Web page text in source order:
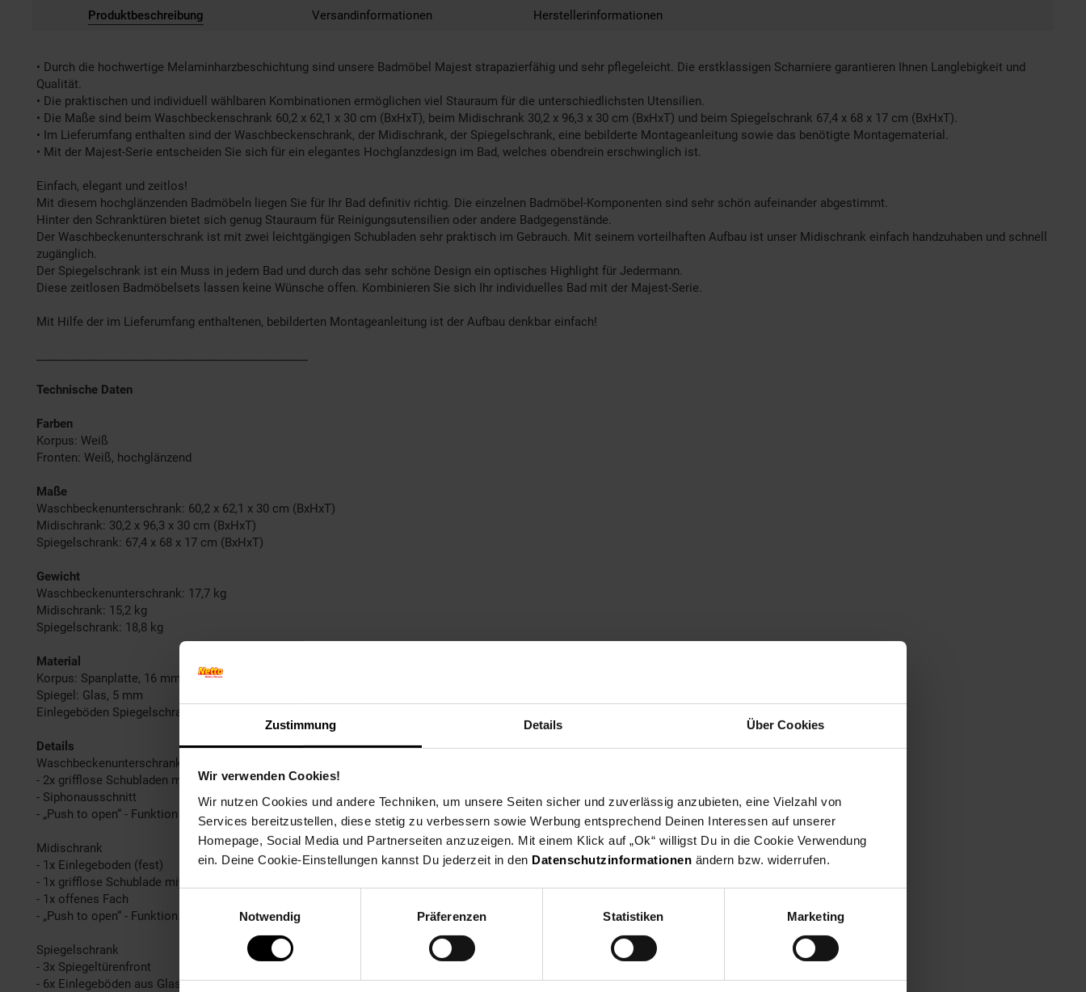
Zustimmung Details Über Cookies
Wir verwenden Cookies!
Wir nutzen Cookies und andere Techniken, um unsere Seiten sicher und zuverlässig anzubieten, eine Vielzahl von
Services bereitzustellen, diese stetig zu verbessern sowie Werbung entsprechend Deinen Interessen auf unserer
Homepage, Social Media und Partnerseiten anzuzeigen. Mit einem Klick auf „Ok“ willigst Du in die Cookie Verwendung
ein. Deine Cookie-Einstellungen kannst Du jederzeit in den Datenschutzinformationen ändern bzw. widerrufen.
Notwendig
Präferenzen Statistiken Marketing
Produktbeschreibung Versandinformationen Herstellerinformationen
• Durch die hochwertige Melaminharzbeschichtung sind unsere Badmöbel Majest strapazierfähig und sehr pflegeleicht. Die erstklassigen Scharniere garantieren Ihnen Langlebigkeit und
Qualität.
• Die praktischen und individuell wählbaren Kombinationen ermöglichen viel Stauraum für die unterschiedlichsten Utensilien.
• Die Maße sind beim Waschbeckenschrank 60,2 x 62,1 x 30 cm (BxHxT), beim Midischrank 30,2 x 96,3 x 30 cm (BxHxT) und beim Spiegelschrank 67,4 x 68 x 17 cm (BxHxT).
• Im Lieferumfang enthalten sind der Waschbeckenschrank, der Midischrank, der Spiegelschrank, eine bebilderte Montageanleitung sowie das benötigte Montagematerial.
• Mit der Majest-Serie entscheiden Sie sich für ein elegantes Hochglanzdesign im Bad, welches obendrein erschwinglich ist.
Einfach, elegant und zeitlos!
Mit diesem hochglänzenden Badmöbeln liegen Sie für Ihr Bad definitiv richtig. Die einzelnen Badmöbel-Komponenten sind sehr schön aufeinander abgestimmt.
Hinter den Schranktüren bietet sich genug Stauraum für Reinigungsutensilien oder andere Badgegenstände.
Der Waschbeckenunterschrank ist mit zwei leichtgängigen Schubladen sehr praktisch im Gebrauch. Mit seinem vorteilhaften Aufbau ist unser Midischrank einfach handzuhaben und schnell
zugänglich.
Der Spiegelschrank ist ein Muss in jedem Bad und durch das sehr schöne Design ein optisches Highlight für Jedermann.
Diese zeitlosen Badmöbelsets lassen keine Wünsche offen. Kombinieren Sie sich Ihr individuelles Bad mit der Majest-Serie.
Mit Hilfe der im Lieferumfang enthaltenen, bebilderten Montageanleitung ist der Aufbau denkbar einfach!
Technische Daten
Farben
Korpus: Weiß
Fronten: Weiß, hochglänzend
Maße
Waschbeckenunterschrank: 60,2 x 62,1 x 30 cm (BxHxT)
Midischrank: 30,2 x 96,3 x 30 cm (BxHxT)
Spiegelschrank: 67,4 x 68 x 17 cm (BxHxT)
Gewicht
Waschbeckenunterschrank: 17,7 kg
Midischrank: 15,2 kg
Spiegelschrank: 18,8 kg
Material
Korpus: Spanplatte, 16 mm, Melaminharzbeschichtung
Spiegel: Glas, 5 mm
Einlegeböden Spiegelschrank: Glas, 3 mm
Details
Waschbeckenunterschrank
- 2x grifflose Schubladen mit Rollenführung
- Siphonausschnitt
- „Push to open“ - Funktion
Midischrank
- 1x Einlegeboden (fest)
- 1x grifflose Schublade mit Rollenführung
- 1x offenes Fach
- „Push to open“ - Funktion
Spiegelschrank
- 3x Spiegeltürenfront
- 6x Einlegeböden aus Glas